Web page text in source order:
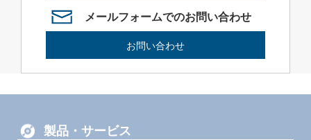
メールフォームでのお問い合わせ
お問い合わせ
製品・サービス